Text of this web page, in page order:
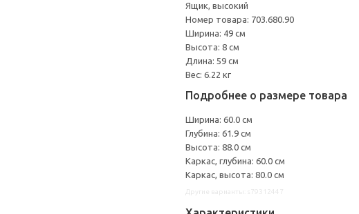
Ящик, высокий
Номер товара: 703.680.90
Ширина: 49 см
Высота: 8 см
Длина: 59 см
Вес: 6.22 кг
Подробнее о размере товара
Ширина: 60.0 см
Глубина: 61.9 см
Высота: 88.0 см
Каркас, глубина: 60.0 см
Каркас, высота: 80.0 см